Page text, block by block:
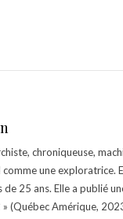
chroniqueuse,
une
25 ans. Elle a publié
(Québec Amérique,